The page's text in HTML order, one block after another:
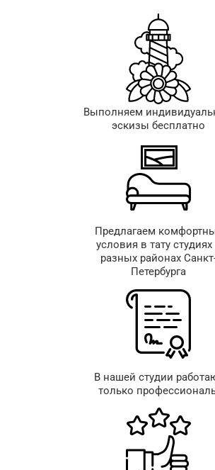
Выполняем
эскизы бесплатно
Предлагаем
условия в тату студиях
разных районах
Петербурга
В нашей студии
только